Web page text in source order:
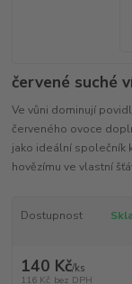
červené suché
Ve vůni dominují
červeného ovoce
jako ideální společník
hovězímu ve vlastní
Dostupnost
140 Kč/ks
116 Kč bez DPH